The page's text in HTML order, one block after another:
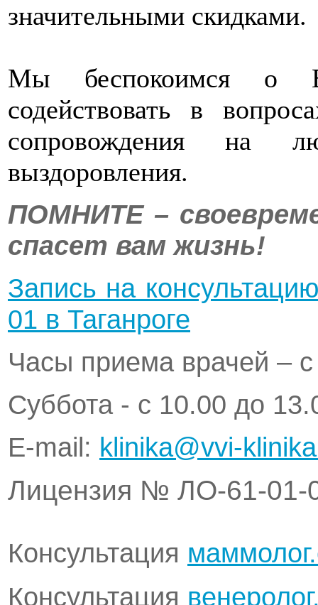
значительными скидками.
Мы беспокоимся о
содействовать в
сопровождения на
выздоровления.
ПОМНИТЕ –
спасет вам жизнь!
Запись на
01 в Таганроге
Часы приема врачей –
Суббота - с 10.00 до
Е-mail: klinika@vvi-
Лицензия № ЛО-61-01-
Консультация
Консультация